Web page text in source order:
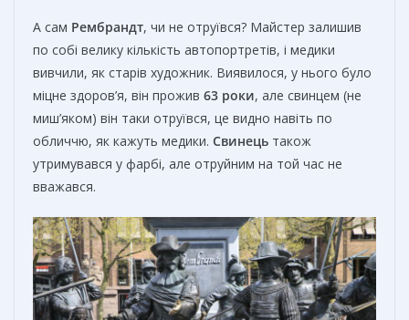
А сам Рембрандт, чи не отруївся? Майстер залишив
по собі велику кількість автопортретів, і медики
вивчили, як старів художник. Виявилося, у нього було
міцне здоров’я, він прожив 63 роки, але свинцем (не
миш’яком) він таки отруївся, це видно навіть по
обличчю, як кажуть медики. Свинець також
утримувався у фарбі, але отруйним на той час не
вважався.